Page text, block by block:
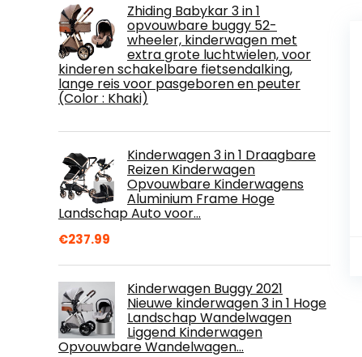
Zhiding Babykar 3 in 1
opvouwbare buggy 52-
wheeler, kinderwagen met
extra grote luchtwielen, voor
kinderen schakelbare fietsendalking,
lange reis voor pasgeboren en peuter
(Color : Khaki)
Kinderwagen 3 in 1 Draagbare
Reizen Kinderwagen
Opvouwbare Kinderwagens
Aluminium Frame Hoge
Landschap Auto voor…
€237.99
Kinderwagen Buggy 2021
Nieuwe kinderwagen 3 in 1 Hoge
Landschap Wandelwagen
Liggend Kinderwagen
Opvouwbare Wandelwagen…